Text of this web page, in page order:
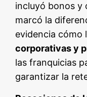
incluyó bonos y
marcó la
evidencia cómo
corporativas y
las franquicias
garantizar la